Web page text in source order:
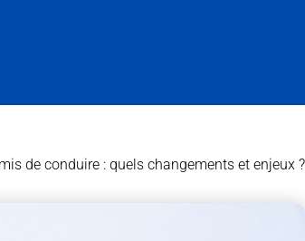
de conduire : quels changements et enjeux ?